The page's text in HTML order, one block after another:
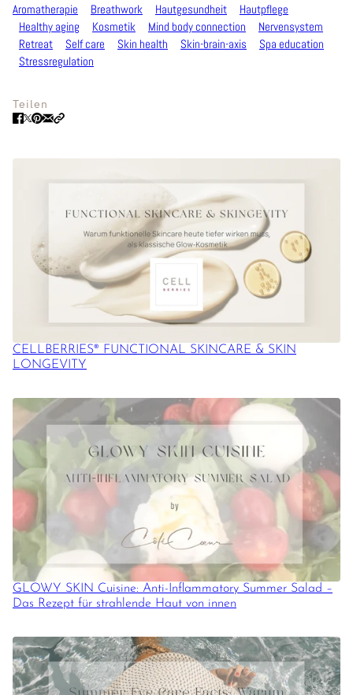
Aromatherapie Breathwork Hautgesundheit
Hautpflege
Healthy aging
Kosmetik Mind body connection
Nervensystem
Retreat
Self care Skin health Skin-brain-axis
Spa education
Stressregulation
Teilen
CELLBERRIES® FUNCTIONAL SKINCARE & SKIN
LONGEVITY
GLOWY SKIN Cuisine: Anti-Inflammatory Summer Salad –
Das Rezept für strahlende Haut von innen